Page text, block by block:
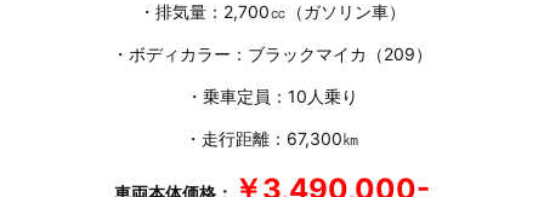
・排気量：2,700㏄（ガソリン車）
・ボディカラー：ブラックマイカ（209）
・乗車定員：10人乗り
・走行距離：67,300㎞
￥3,490,000-